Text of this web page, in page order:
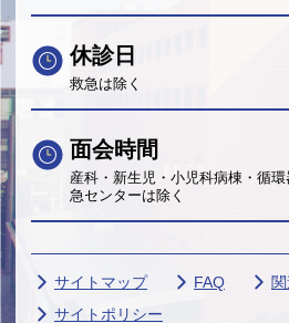
休診日
救急は除く
面会時間
産科・新生児・小児科病棟・循
急センターは除く
サイトマップ FAQ
サイトポリシー